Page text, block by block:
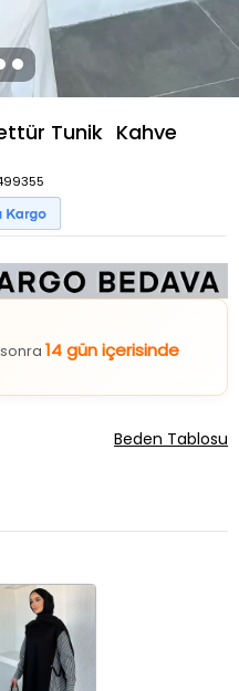
Tunik Kahve